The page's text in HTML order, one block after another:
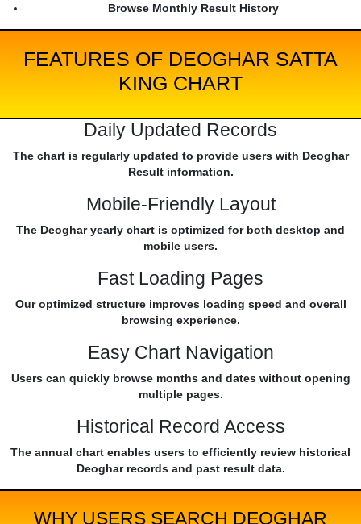
Browse Monthly Result History
FEATURES OF DEOGHAR SATTA
KING CHART
Daily Updated Records
The chart is regularly updated to provide users with Deoghar
Result information.
Mobile-Friendly Layout
The Deoghar yearly chart is optimized for both desktop and
mobile users.
Fast Loading Pages
Our optimized structure improves loading speed and overall
browsing experience.
Easy Chart Navigation
Users can quickly browse months and dates without opening
multiple pages.
Historical Record Access
The annual chart enables users to efficiently review historical
Deoghar records and past result data.
WHY USERS SEARCH DEOGHAR